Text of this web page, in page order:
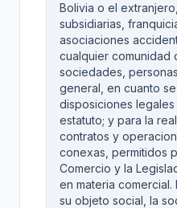
Bolivia o el
subsidiarias,
asociaciones
cualquier comunidad
sociedades,
general, en cuanto
disposiciones
estatuto; y para la
contratos y
conexas, permitidos
Comercio y la
en materia
su objeto social, la